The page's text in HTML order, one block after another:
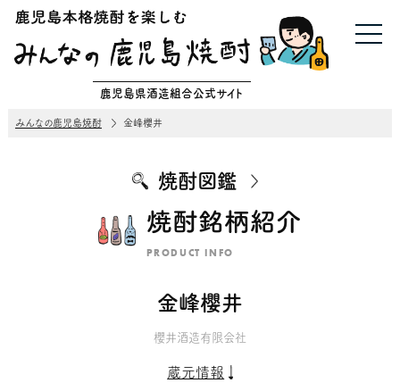
鹿児島県酒造組合公式サイト
みんなの鹿児島焼酎 金峰櫻井
焼酎図鑑
焼酎銘柄紹介
PRODUCT INFO
金峰櫻井
櫻井酒造有限会社
蔵元情報